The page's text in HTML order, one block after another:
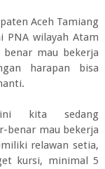
Aceh Tamiang
PNA wilayah Atam
mau bekerja
harapan bisa
ini kita sedang
benar mau bekerja
relawan setia,
kursi, minimal 5